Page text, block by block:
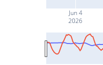
Jun 4
2026